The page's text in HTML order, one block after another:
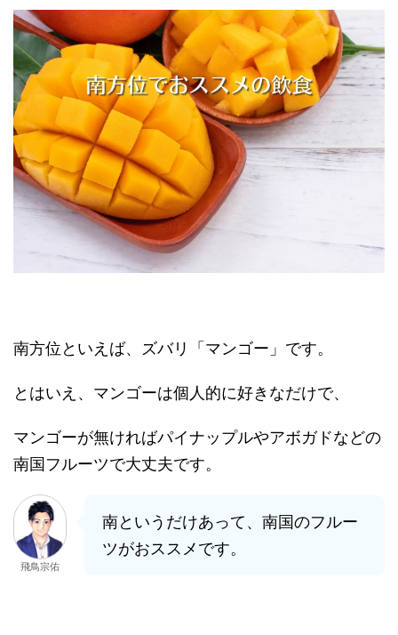
南方位といえば、ズバリ「マンゴー」です。
とはいえ、マンゴーは個人的に好きなだけで、
マンゴーが無ければパイナップルやアボガドなどの
南国フルーツで大丈夫です。
飛鳥宗佑
南というだけあって、南国のフルー
ツがおススメです。